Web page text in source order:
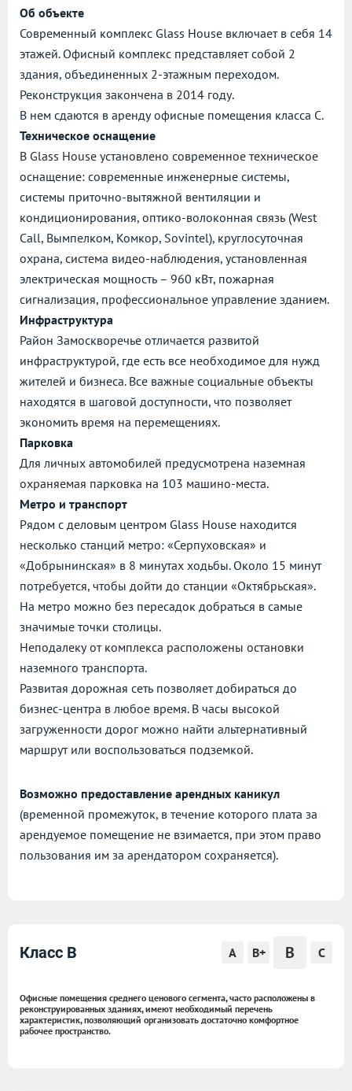
Об объекте
Современный комплекс Glass House включает в себя 14
этажей. Офисный комплекс представляет собой 2
здания, объединенных 2-этажным переходом.
Реконструкция закончена в 2014 году.
В нем сдаются в аренду офисные помещения класса C.
Техническое оснащение
В Glass House установлено современное техническое
оснащение: современные инженерные системы,
системы приточно-вытяжной вентиляции и
кондиционирования, оптико-волоконная связь (West
Call, Вымпелком, Комкор, Sovintel), круглосуточная
охрана, система видео-наблюдения, установленная
электрическая мощность – 960 кВт, пожарная
сигнализация, профессиональное управление зданием.
Инфраструктура
Район Замоскворечье отличается развитой
инфраструктурой, где есть все необходимое для нужд
жителей и бизнеса. Все важные социальные объекты
находятся в шаговой доступности, что позволяет
экономить время на перемещениях.
Парковка
Для личных автомобилей предусмотрена наземная
охраняемая парковка на 103 машино-места.
Метро и транспорт
Рядом с деловым центром Glass House находится
несколько станций метро: «Серпуховская» и
«Добрынинская» в 8 минутах ходьбы. Около 15 минут
потребуется, чтобы дойти до станции «Октябрьская».
На метро можно без пересадок добраться в самые
значимые точки столицы.
Неподалеку от комплекса расположены остановки
наземного транспорта.
Развитая дорожная сеть позволяет добираться до
бизнес-центра в любое время. В часы высокой
загруженности дорог можно найти альтернативный
маршрут или воспользоваться подземкой.
Возможно предоставление арендных каникул
(временной промежуток, в течение которого плата за
арендуемое помещение не взимается, при этом право
пользования им за арендатором сохраняется).
Класс B A B+ B C
Офисные помещения среднего ценового сегмента, часто расположены в
реконструированных зданиях, имеют необходимый перечень
характеристик, позволяющий организовать достаточно комфортное
рабочее пространство.